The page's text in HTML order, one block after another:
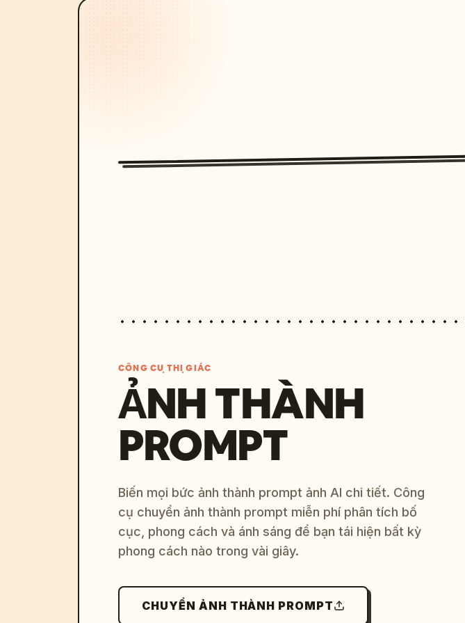
CÔNG CỤ THỊ GIÁC
ẢNH THÀNH
PROMPT
Biến mọi bức ảnh thành prompt ảnh AI chi tiết. Công
cụ chuyển ảnh thành prompt miễn phí phân tích bố
cục, phong cách và ánh sáng để bạn tái hiện bất kỳ
phong cách nào trong vài giây.
CHUYỂN ẢNH THÀNH PROMPT